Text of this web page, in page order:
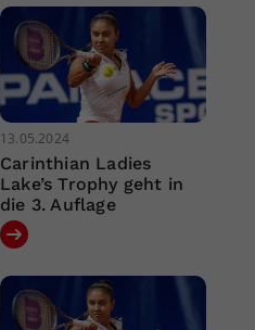
13.05.2024
Carinthian Ladies
Lake’s Trophy geht in
die 3. Auflage